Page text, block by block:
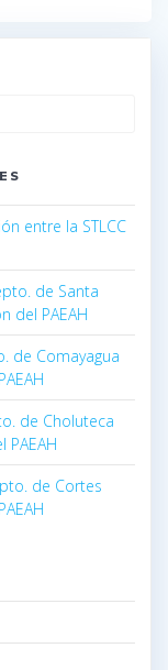
entre la STLCC
de Santa
del PAEAH
de Comayagua
de Choluteca
de Cortes